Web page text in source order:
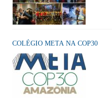
COLÉGIO META NA COP30